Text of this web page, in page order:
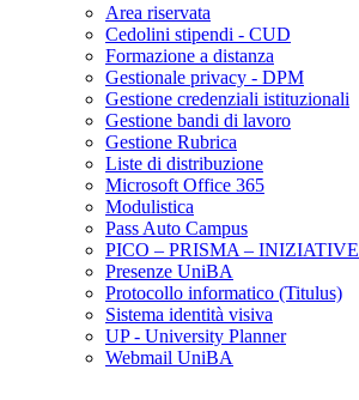
Area riservata
Cedolini stipendi - CUD
Formazione a distanza
Gestionale privacy - DPM
Gestione credenziali istituzionali
Gestione bandi di lavoro
Gestione Rubrica
Liste di distribuzione
Microsoft Office 365
Modulistica
Pass Auto Campus
PICO – PRISMA – INIZIATIVE
Presenze UniBA
Protocollo informatico (Titulus)
Sistema identità visiva
UP - University Planner
Webmail UniBA